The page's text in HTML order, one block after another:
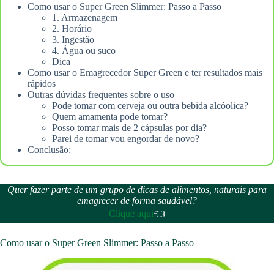
Como usar o Super Green Slimmer: Passo a Passo
1. Armazenagem
2. Horário
3. Ingestão
4. Água ou suco
Dica
Como usar o Emagrecedor Super Green e ter resultados mais
rápidos
Outras dúvidas frequentes sobre o uso
Pode tomar com cerveja ou outra bebida alcóolica?
Quem amamenta pode tomar?
Posso tomar mais de 2 cápsulas por dia?
Parei de tomar vou engordar de novo?
Conclusão:
Quer fazer parte de um grupo de dicas de alimentos, naturais para
emagrecer de forma saudável?
Clique aqui👈
Como usar o Super Green Slimmer: Passo a Passo